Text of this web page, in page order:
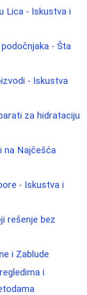
Lica - Iskustva i
- Šta
- Iskustva
za hidrataciju
na Najčešća
- Iskustva i
rešenje bez
i Zablude
i